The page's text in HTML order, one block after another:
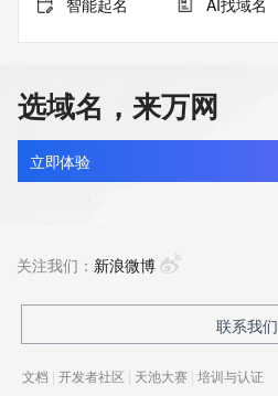
智能起名 AI找域名
选域名，来万网
立即体验
关注我们： 新浪微博
联系我们
文档 | 开发者社区 | 天池大赛 | 培训与认证